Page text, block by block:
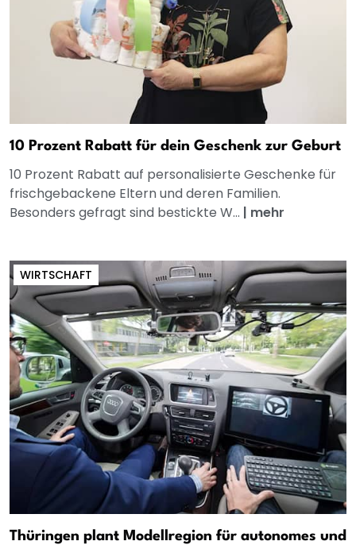
10 Prozent Rabatt für dein Geschenk zur Geburt
10 Prozent Rabatt auf personalisierte Geschenke für
frischgebackene Eltern und deren Familien.
Besonders gefragt sind bestickte W... | mehr
WIRTSCHAFT
Thüringen plant Modellregion für autonomes und